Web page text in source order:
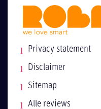
Privacy statement
Disclaimer
Sitemap
Alle reviews